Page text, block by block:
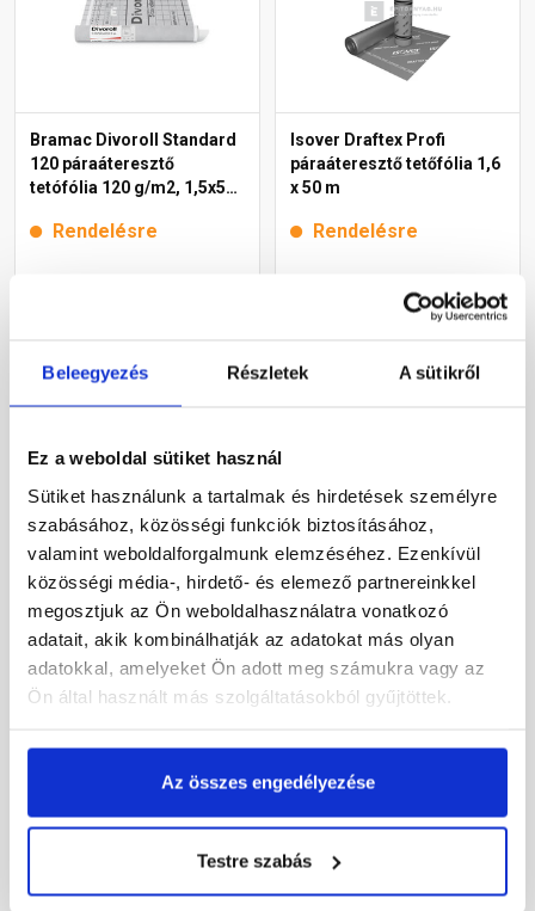
Beleegyezés Részletek A sütikről
Ez a weboldal sütiket használ
Sütiket használunk a tartalmak és hirdetések személyre
szabásához, közösségi funkciók biztosításához,
valamint weboldalforgalmunk elemzéséhez. Ezenkívül
közösségi média-, hirdető- és elemező partnereinkkel
megosztjuk az Ön weboldalhasználatra vonatkozó
adatait, akik kombinálhatják az adatokat más olyan
adatokkal, amelyeket Ön adott meg számukra vagy az
Ön által használt más szolgáltatásokból gyűjtöttek.
Az összes engedélyezése
Testre szabás
Bramac Divoroll Standard
120 páraáteresztő
tetófólia 120 g/m2, 1,5x50
Rendelésre
Megnézem
Isover Draftex Profi
páraáteresztő tetőfólia 1,6
x 50 m
Rendelésre
Megnézem
Bramac Divoroll Top Plus
230 2S páraáteresztő
tetőfólia 230 g/m2, 1,5x50
Bramac Divoroll Duo
Maximum 200 2S
páraáteresztő tetőfólia 200